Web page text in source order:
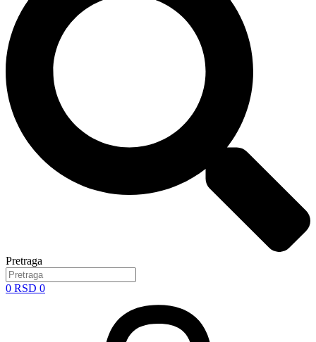
Pretraga
0 RSD 0